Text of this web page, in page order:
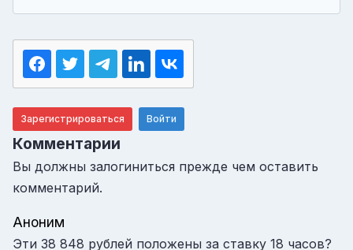
Зарегистрироваться Войти
Комментарии
Вы должны залогиниться прежде чем оставить
комментарий.
Аноним
Эти 38 848 рублей положены за ставку 18 часов?